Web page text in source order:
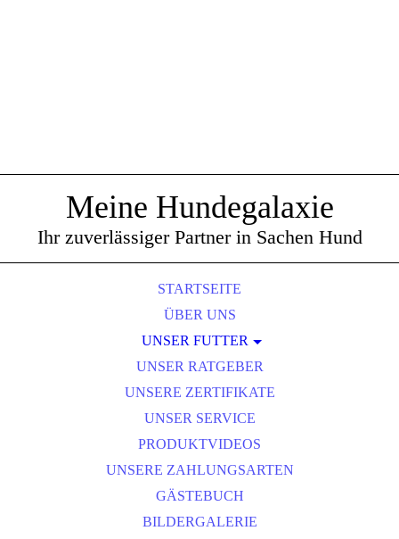
Meine Hundegalaxie
Ihr zuverlässiger Partner in Sachen Hund
STARTSEITE
ÜBER UNS
UNSER FUTTER
BELCANDO
JOSERA
BEWI DOG
MARKUS MÜHLE
UNSER RATGEBER
UNSERE ZERTIFIKATE
UNSER SERVICE
PRODUKTVIDEOS
UNSERE ZAHLUNGSARTEN
GÄSTEBUCH
BILDERGALERIE